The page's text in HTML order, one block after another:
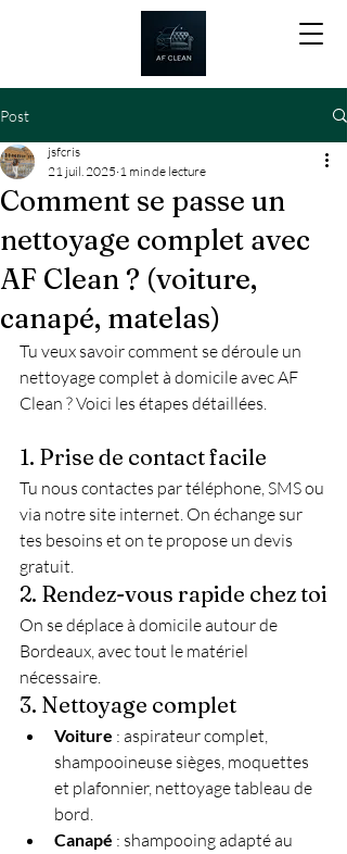
Post
Comment se passe un
nettoyage complet avec
AF Clean ? (voiture,
canapé, matelas)
jsfcris
21 juil. 2025 1 min de lecture
Tu veux savoir comment se déroule un
nettoyage complet à domicile avec AF
Clean ? Voici les étapes détaillées.
1. Prise de contact facile
Tu nous contactes par téléphone, SMS ou
via notre site internet. On échange sur
tes besoins et on te propose un devis
gratuit.
2. Rendez-vous rapide chez toi
On se déplace à domicile autour de
Bordeaux, avec tout le matériel
nécessaire.
3. Nettoyage complet
Voiture : aspirateur complet,
shampooineuse sièges, moquettes
et plafonnier, nettoyage tableau de
bord.
Canapé : shampooing adapté au